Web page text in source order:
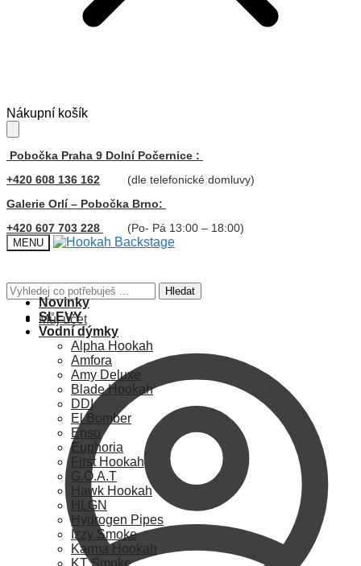
Skip
to
navigation
Skip
to
content
Nákupní košík
Pobočka Praha 9 Dolní Počernice :
+420 608 136 162
(dle telefonické domluvy)
Galerie Orlí – Pobočka Brno:
+420 607 703 228
(Po- Pá 13:00 – 18:00)
MENU
Hledat: Hledat
Můj účet
Novinky
SLEVY
Vodní dýmky
Alpha Hookah
Amfora
Amy Deluxe
Blade Hookah
DDI
El Bomber
Enso
Euphoria
First Hookah
G.O.A.T
Hawk Hookah
HLGN
Hydrogen Pipes
Izzy Smoke
Karma Hookah
KT Smoke